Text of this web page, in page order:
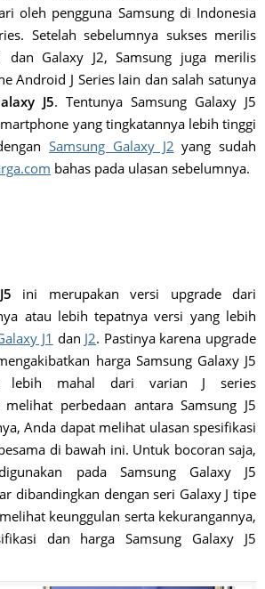
oleh pengguna Samsung di Indonesia
Setelah sebelumnya sukses merilis
dan Galaxy J2, Samsung juga merilis
Android J Series lain dan salah satunya
J5. Tentunya Samsung Galaxy J5
yang tingkatannya lebih tinggi
Samsung Galaxy J2 yang sudah
bahas pada ulasan sebelumnya.
ini merupakan versi upgrade dari
atau lebih tepatnya versi yang lebih
J1 dan J2. Pastinya karena upgrade
harga Samsung Galaxy J5
lebih mahal dari varian J series
perbedaan antara Samsung J5
Anda dapat melihat ulasan spesifikasi
di bawah ini. Untuk bocoran saja,
pada Samsung Galaxy J5
dibandingkan dengan seri Galaxy J tipe
keunggulan serta kekurangannya,
dan harga Samsung Galaxy J5